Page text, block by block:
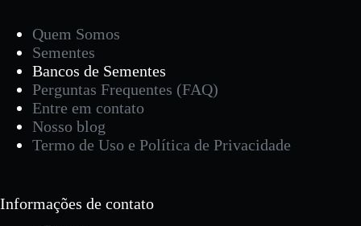
Quem Somos
Sementes
Bancos de Sementes
Perguntas Frequentes (FAQ)
Entre em contato
Nosso blog
Termo de Uso e Política de Privacidade
Informações de contato